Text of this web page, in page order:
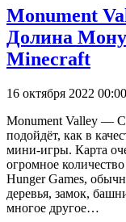
Monument
Долина
Minecraft
16 октября 2022 00:00
Monument Valley —
подойдёт, как в
мини-игры. Карта
огромное
Hunger Games,
деревья, замок,
многое другое…